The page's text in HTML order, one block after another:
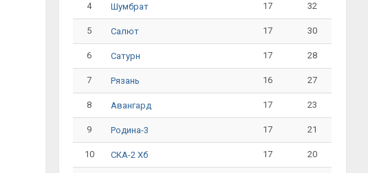
4 Шумбрат 17 32
5 Салют 17 30
6 Сатурн 17 28
7 Рязань 16 27
8 Авангард 17 23
9 Родина-3 17 21
10 СКА-2 Хб 17 20